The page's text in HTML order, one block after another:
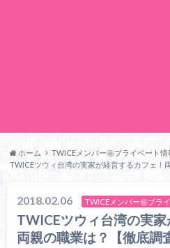
ホーム
TWICEメンバー㊙プライベート情
TWICEツウィ台湾の実家が経営するカフェ！
2018.02.06 TWICEメンバー㊙プラ
TWICEツウィ台湾の実家
両親の職業は？【徹底調